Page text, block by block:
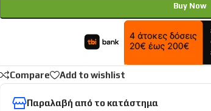
Buy Now
Compare Add to wishlist
Παραλαβή από το κατάστημα